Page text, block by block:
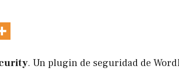
. Unplugin de seguridad de